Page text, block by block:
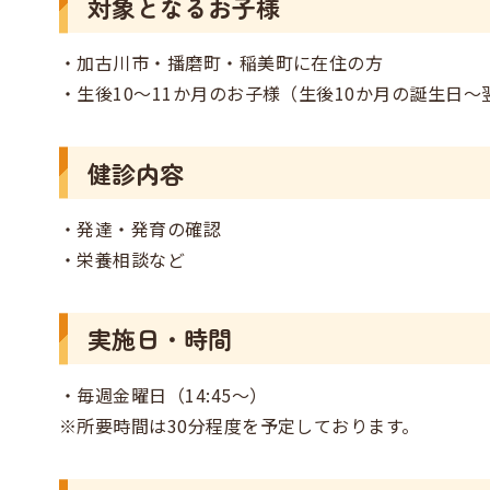
・加古川市・播磨町・稲美町に在住の方
・生後10～11か月のお子様（生後10か月の誕生日～
健診内容
・発達・発育の確認
・栄養相談など
実施日・時間
・毎週金曜日（14:45～）
※所要時間は30分程度を予定しております。